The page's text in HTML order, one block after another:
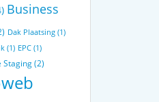
Business
Dak Plaatsing(1)
(1) EPC(1)
Staging(2)